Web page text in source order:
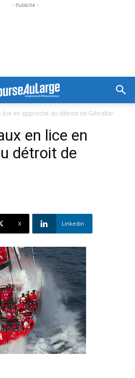
- Publicité -
lice en approche du détroit de Gibraltar
en lice en
détroit de
X Linkedin